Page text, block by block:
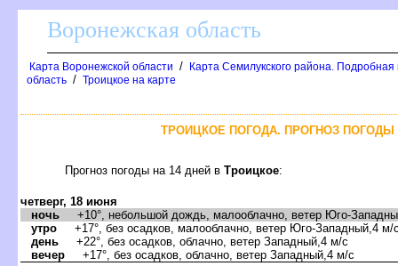
оронежская область
Карта Воронежской области /
Карта Семилукского района.
область / Троицкое на карте
ТРОИЦКОЕ ПОГОДА. ПРОГНОЗ
Прогноз погоды на 14 дней Троицкое:
четверг, 18 июня
ночь +10°, небольшой дождь, малооблачно, ветер Юго-
утро +17°, без осадков, малооблачно, ветер Юго-Западный,4 м/
день +22°, без осадков, облачно, ветер Западный,4 м/с
ечер +17°, без осадков, облачно, ветер Западный,4 м/с